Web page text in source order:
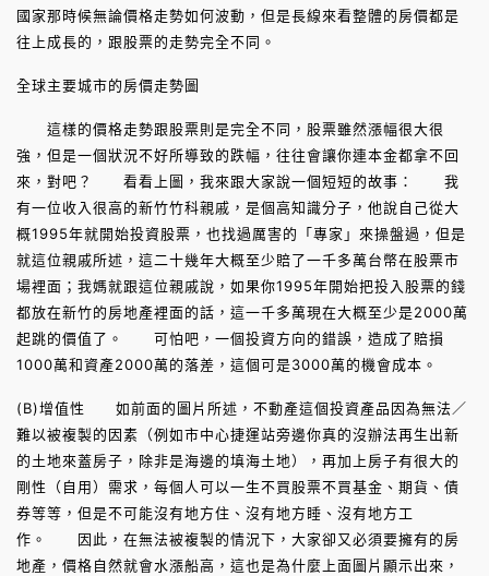
國家那時候無論價格走勢如何波動，但是長線來看整體的房價都是
往上成長的，跟股票的走勢完全不同。
全球主要城市的房價走勢圖
這樣的價格走勢跟股票則是完全不同，股票雖然漲幅很大很
強，但是一個狀況不好所導致的跌幅，往往會讓你連本金都拿不回
來，對吧？ 看看上圖，我來跟大家說一個短短的故事： 我
有一位收入很高的新竹竹科親戚，是個高知識分子，他說自己從大
概1995年就開始投資股票，也找過厲害的「專家」來操盤過，但是
就這位親戚所述，這二十幾年大概至少賠了一千多萬台幣在股票市
場裡面；我媽就跟這位親戚說，如果你1995年開始把投入股票的錢
都放在新竹的房地產裡面的話，這一千多萬現在大概至少是2000萬
起跳的價值了。 可怕吧，一個投資方向的錯誤，造成了賠損
1000萬和資產2000萬的落差，這個可是3000萬的機會成本。
(B)增值性 如前面的圖片所述，不動產這個投資產品因為無法／
難以被複製的因素（例如市中心捷運站旁邊你真的沒辦法再生出新
的土地來蓋房子，除非是海邊的填海土地），再加上房子有很大的
剛性（自用）需求，每個人可以一生不買股票不買基金、期貨、債
券等等，但是不可能沒有地方住、沒有地方睡、沒有地方工
作。 因此，在無法被複製的情況下，大家卻又必須要擁有的房
地產，價格自然就會水漲船高，這也是為什麼上面圖片顯示出來，